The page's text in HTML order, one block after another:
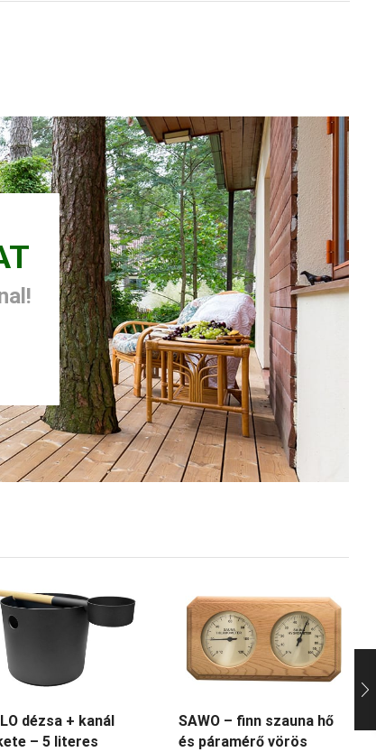
dézsa + kanál
– 5 literes
SAWO – finn szauna hő
és páramérő vörös